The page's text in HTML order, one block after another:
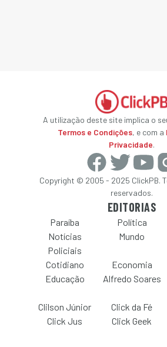
A utilização deste site implica o
Termos e Condições, e com a
Privacidade.
Copyright © 2005 - 2025 ClickPB.
reservados.
EDITORIAS
Paraíba Política
Notícias
Policiais
Mundo
Cotidiano Economia
Educação
Alfredo Soares
Clilson Júnior
Click da Fé
Click Jus
Click Geek